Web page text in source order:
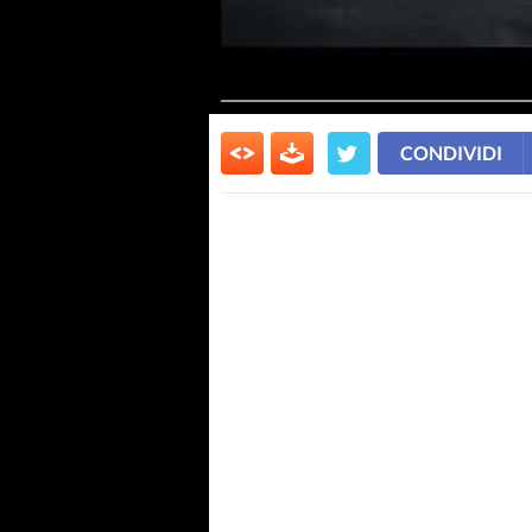
CONDIVIDI